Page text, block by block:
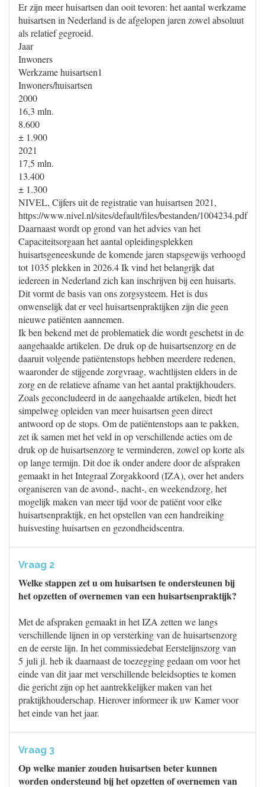
Er zijn meer huisartsen dan ooit tevoren: het aantal werkzame
huisartsen in Nederland is de afgelopen jaren zowel absoluut
als relatief gegroeid.
Jaar
Inwoners
Werkzame huisartsen1
Inwoners/huisartsen
2000
16,3 mln.
8.600
± 1.900
2021
17,5 mln.
13.400
± 1.300
NIVEL, Cijfers uit de registratie van huisartsen 2021,
https://www.nivel.nl/sites/default/files/bestanden/1004234.pdf
Daarnaast wordt op grond van het advies van het
Capaciteitsorgaan het aantal opleidingsplekken
huisartsgeneeskunde de komende jaren stapsgewijs verhoogd
tot 1035 plekken in 2026.4 Ik vind het belangrijk dat
iedereen in Nederland zich kan inschrijven bij een huisarts.
Dit vormt de basis van ons zorgsysteem. Het is dus
onwenselijk dat er veel huisartsenpraktijken zijn die geen
nieuwe patiënten aannemen.
Ik ben bekend met de problematiek die wordt geschetst in de
aangehaalde artikelen. De druk op de huisartsenzorg en de
daaruit volgende patiëntenstops hebben meerdere redenen,
waaronder de stijgende zorgvraag, wachtlijsten elders in de
zorg en de relatieve afname van het aantal praktijkhouders.
Zoals geconcludeerd in de aangehaalde artikelen, biedt het
simpelweg opleiden van meer huisartsen geen direct
antwoord op de stops. Om de patiëntenstops aan te pakken,
zet ik samen met het veld in op verschillende acties om de
druk op de huisartsenzorg te verminderen, zowel op korte als
op lange termijn. Dit doe ik onder andere door de afspraken
gemaakt in het Integraal Zorgakkoord (IZA), over het anders
organiseren van de avond-, nacht-, en weekendzorg, het
mogelijk maken van meer tijd voor de patiënt voor elke
huisartsenpraktijk, en het opstellen van een handreiking
huisvesting huisartsen en gezondheidscentra.
Vraag 2
Welke stappen zet u om huisartsen te ondersteunen bij
het opzetten of overnemen van een huisartsenpraktijk?
Met de afspraken gemaakt in het IZA zetten we langs
verschillende lijnen in op versterking van de huisartsenzorg
en de eerste lijn. In het commissiedebat Eerstelijnszorg van
5 juli jl. heb ik daarnaast de toezegging gedaan om voor het
einde van dit jaar met verschillende beleidsopties te komen
die gericht zijn op het aantrekkelijker maken van het
praktijkhouderschap. Hierover informeer ik uw Kamer voor
het einde van het jaar.
Vraag 3
Op welke manier zouden huisartsen beter kunnen
worden ondersteund bij het opzetten of overnemen van